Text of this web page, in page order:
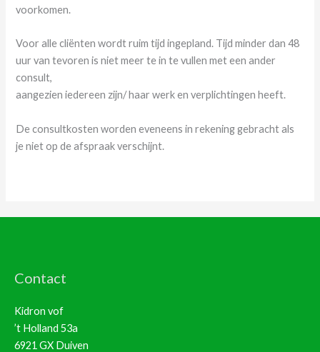
voorkomen.
Voor alle cliënten wordt ruim tijd ingepland. Tijd minder dan 48
uur van tevoren is niet meer te in te vullen met een ander
consult,
aangezien iedereen zijn/ haar werk en verplichtingen heeft.
De consultkosten worden eveneens in rekening gebracht als
je niet op de afspraak verschijnt.
Contact
Kidron vof
’t Holland 53a
6921 GX Duiven